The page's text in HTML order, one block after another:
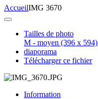
AccueilIMG 3670
Tailles de photo
M - moyen (396 x 594)
diaporama
Télécharger ce fichier
Information